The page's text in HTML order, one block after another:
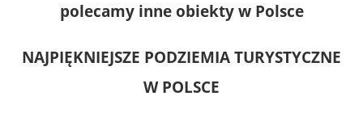
polecamy inne obiekty w Polsce
NAJPIĘKNIEJSZE PODZIEMIA TURYSTYCZNE
W POLSCE